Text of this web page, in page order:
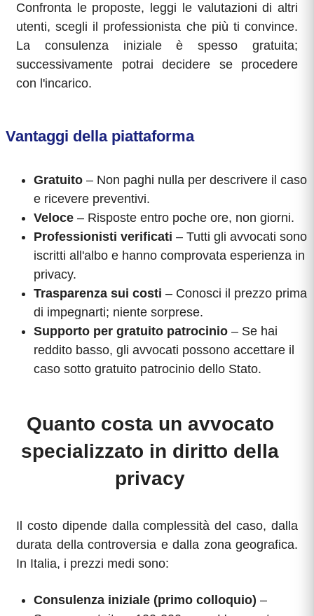
Confronta le proposte, leggi le valutazioni di altri
utenti, scegli il professionista che più ti convince.
La consulenza iniziale è spesso gratuita;
successivamente potrai decidere se procedere
con l'incarico.
Vantaggi della piattaforma
Gratuito – Non paghi nulla per descrivere il caso
e ricevere preventivi.
Veloce – Risposte entro poche ore, non giorni.
Professionisti verificati – Tutti gli avvocati sono
iscritti all'albo e hanno comprovata esperienza in
privacy.
Trasparenza sui costi – Conosci il prezzo prima
di impegnarti; niente sorprese.
Supporto per gratuito patrocinio – Se hai
reddito basso, gli avvocati possono accettare il
caso sotto gratuito patrocinio dello Stato.
Quanto costa un avvocato
specializzato in diritto della
privacy
Il costo dipende dalla complessità del caso, dalla
durata della controversia e dalla zona geografica.
In Italia, i prezzi medi sono:
Consulenza iniziale (primo colloquio) –